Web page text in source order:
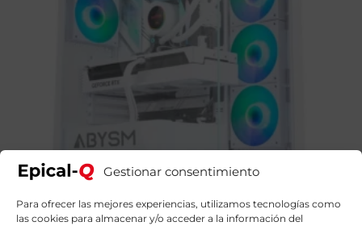
Gestionar consentimiento
Para ofrecer las mejores experiencias, utilizamos tecnologías como
las cookies para almacenar y/o acceder a la información del